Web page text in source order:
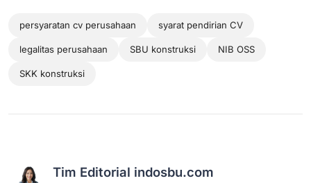
persyaratan cv perusahaan syarat pendirian CV
legalitas perusahaan SBU konstruksi NIB OSS
SKK konstruksi
Tim Editorial indosbu.com